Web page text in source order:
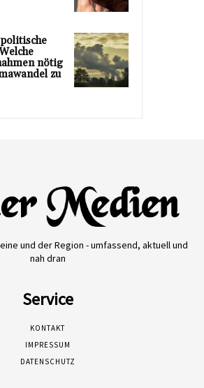
nötig
zu
und der Region - umfassend, aktuell und
nah dran
Service
KONTAKT
IMPRESSUM
DATENSCHUTZ